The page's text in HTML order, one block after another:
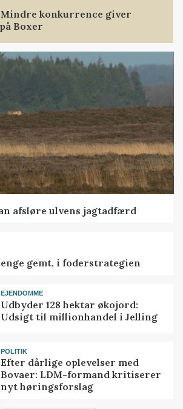
konkurrence giver
Boxer
afsløre ulvens jagtadfærd
gemt, i foderstrategien
EJENDOMME
Udbyder 128 hektar økojord:
Udsigt til millionhandel i Jelling
POLITIK
Efter dårlige oplevelser med
Bovaer: LDM-formand kritiserer
nyt høringsforslag